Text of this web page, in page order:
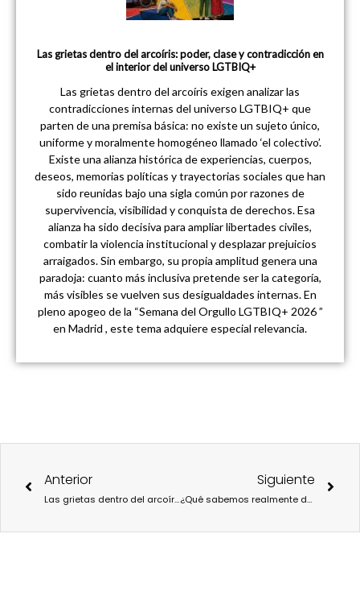
Las grietas dentro del arcoíris: poder, clase y contradicción en
el interior del universo LGTBIQ+
Las grietas dentro del arcoíris exigen analizar las
contradicciones internas del universo LGTBIQ+ que
parten de una premisa básica: no existe un sujeto único,
uniforme y moralmente homogéneo llamado ‘el colectivo’.
Existe una alianza histórica de experiencias, cuerpos,
deseos, memorias políticas y trayectorias sociales que han
sido reunidas bajo una sigla común por razones de
supervivencia, visibilidad y conquista de derechos. Esa
alianza ha sido decisiva para ampliar libertades civiles,
combatir la violencia institucional y desplazar prejuicios
arraigados. Sin embargo, su propia amplitud genera una
paradoja: cuanto más inclusiva pretende ser la categoría,
más visibles se vuelven sus desigualdades internas. En
pleno apogeo de la “Semana del Orgullo LGTBIQ+ 2026 ”
en Madrid , este tema adquiere especial relevancia.
Anterior
Las grietas dentro del arcoíris: poder, clase y contradicción en el interior del universo LGTBIQ+
Siguiente
¿Qué sabemos realmente de Jiddu Krishnamurti?